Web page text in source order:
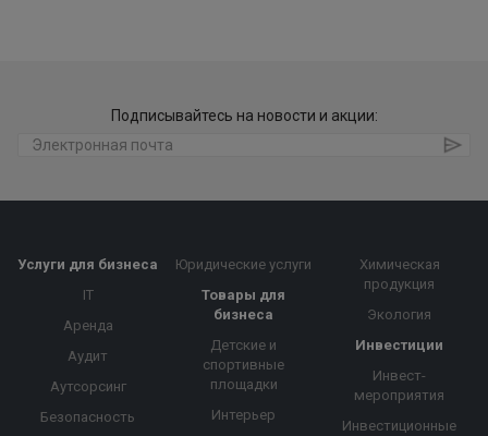
Подписывайтесь на новости и акции:
Услуги для бизнеса
IT
Аренда
Аудит
Аутсорсинг
Безопасность
Юридические услуги
Товары для
бизнеса
Детские и
спортивные
площадки
Интерьер
Химическая
продукция
Экология
Инвестиции
Инвест-
мероприятия
Инвестиционные